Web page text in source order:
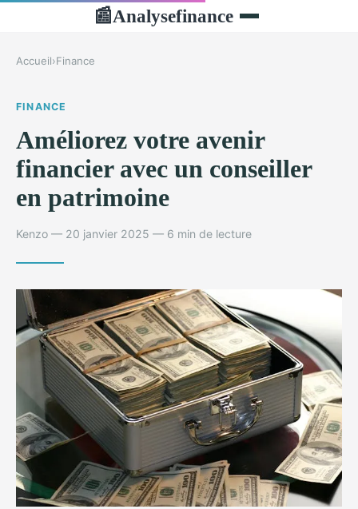
📰Analysefinance
Accueil›Finance
FINANCE
Améliorez votre avenir
financier avec un conseiller
en patrimoine
Kenzo — 20 janvier 2025 — 6 min de lecture